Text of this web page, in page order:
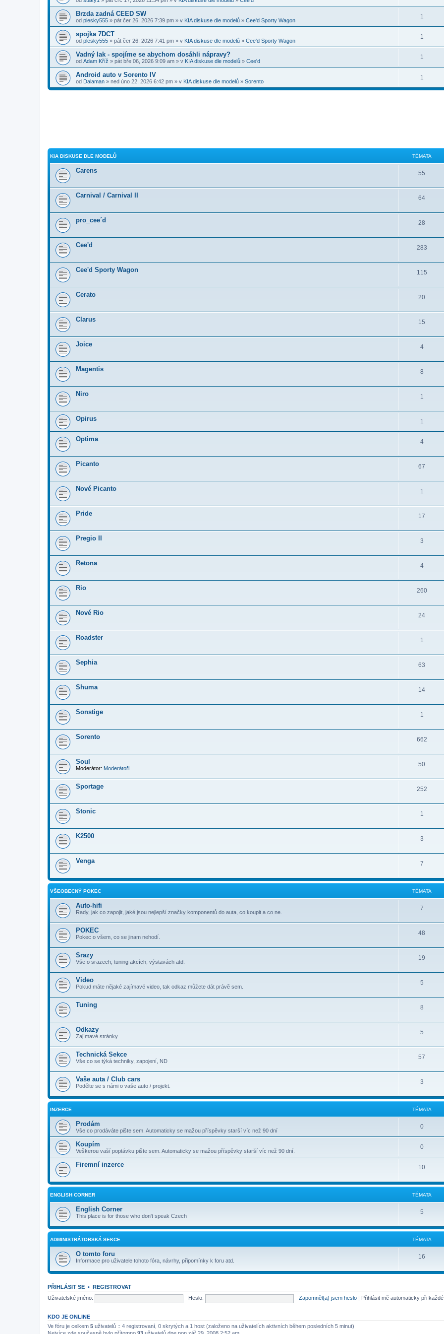
Brzda zadná CEED SW
od plesky555 » pát čer 26, 2026 7:39 pm » v KIA diskuse dle modelů » Cee'd Sporty Wagon
1
spojka 7DCT
od plesky555 » pát čer 26, 2026 7:41 pm » v KIA diskuse dle modelů » Cee'd Sporty Wagon
1
Vadný lak - spojíme se abychom dosáhli nápravy?
od Adam Kříž » pát bře 06, 2026 9:09 am » v KIA diskuse dle modelů » Cee'd
1
Android auto v Sorento IV
od Dalaman » ned úno 22, 2026 6:42 pm » v KIA diskuse dle modelů » Sorento
1
KIA DISKUSE DLE MODELŮ TÉMATA
Carens 55
Carnival / Carnival II 64
pro_cee´d 28
Cee'd 283
Cee'd Sporty Wagon 115
Cerato 20
Clarus 15
Joice 4
Magentis 8
Niro 1
Opirus 1
Optima 4
Picanto 67
Nové Picanto 1
Pride 17
Pregio II 3
Retona 4
Rio 260
Nové Rio 24
Roadster 1
Sephia 63
Shuma 14
Sonstige 1
Sorento 662
Soul
Moderátor: Moderátoři
50
Sportage 252
Stonic 1
K2500 3
Venga 7
VŠEOBECNÝ POKEC TÉMATA
Auto-hifi
Rady, jak co zapojit, jaké jsou nejlepší značky komponentů do auta, co koupit a co ne.
7
POKEC
Pokec o všem, co se jinam nehodí.
48
Srazy
Vše o srazech, tuning akcích, výstavách atd.
19
Video
Pokud máte nějaké zajímavé video, tak odkaz můžete dát právě sem.
5
Tuning 8
Odkazy
Zajímavé stránky
5
Technická Sekce
Vše co se týká techniky, zapojení, ND
57
Vaše auta / Club cars
Podělte se s námi o vaše auto / projekt.
3
INZERCE TÉMATA
Prodám
Vše co prodáváte pište sem. Automaticky se mažou příspěvky starší víc než 90 dní
0
Koupím
Veškerou vaší poptávku pište sem. Automaticky se mažou příspěvky starší víc než 90 dní.
0
Firemní inzerce 10
ENGLISH CORNER TÉMATA
English Corner
This place is for those who don't speak Czech
5
ADMINISTRÁTORSKÁ SEKCE TÉMATA
O tomto foru
Informace pro uživatele tohoto fóra, návrhy, připomínky k foru atd.
16
PŘIHLÁSIT SE • REGISTROVAT
Uživatelské jméno:
Heslo: Zapomněl(a) jsem heslo Přihlásit mě automaticky při
KDO JE ONLINE
Ve fóru je celkem 5 uživatelů :: 4 registrovaní, 0 skrytých a 1 host (založeno na uživatelích aktivních během posledních 5 minut)
Nejvíce zde současně bylo přítomno 93 uživatelů dne pon zář 29, 2008 2:52 am